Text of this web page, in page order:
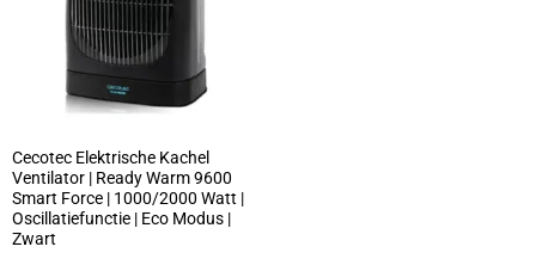
Cecotec Elektrische Kachel
Ventilator | Ready Warm 9600
Smart Force | 1000/2000 Watt |
Oscillatiefunctie | Eco Modus |
Zwart